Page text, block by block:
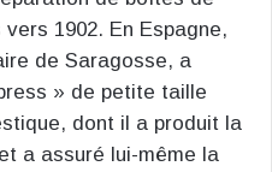
1902. En Espagne,
de Saragosse, a
» de petite taille
dont il a produit la
a assuré lui-même la